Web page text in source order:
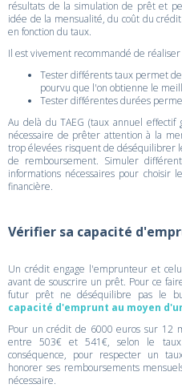
résultats de la simulation de prêt et
idée de la mensualité, du coût du
en fonction du taux.
Il est vivement recommandé de
Tester différents taux permet
pourvu que l'on obtienne le
Tester différentes durées
Au delà du TAEG (taux annuel
nécessaire de prêter attention à la
trop élevées risquent de déséquilibrer
de remboursement. Simuler
informations nécessaires pour choisir
financière.
Vérifier sa capacité
Un crédit engage l'emprunteur et
avant de souscrire un prêt. Pour ce
futur prêt ne déséquilibre pas le
capacité d'emprunt au moyen
Pour un crédit de 6000 euros sur 12
entre 503€ et 541€, selon le
conséquence, pour respecter un
honorer ses remboursements
nécessaire.